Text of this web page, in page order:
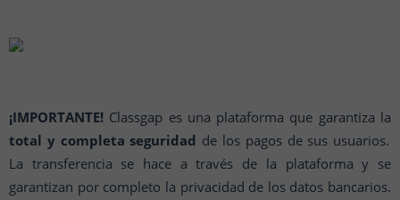
¡IMPORTANTE! Classgap es una plataforma que garantiza la
total y completa seguridad de los pagos de sus usuarios.
La transferencia se hace a través de la plataforma y se
garantizan por completo la privacidad de los datos bancarios.